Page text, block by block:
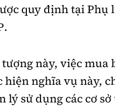
quy định tại Phụ
này, việc mua
hiện nghĩa vụ này,
lý sử dụng các cơ